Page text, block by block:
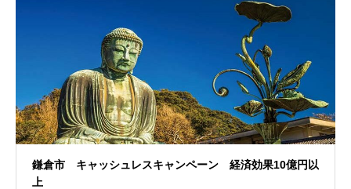
鎌倉市 キャッシュレスキャンペーン 経済効果10億円以
上